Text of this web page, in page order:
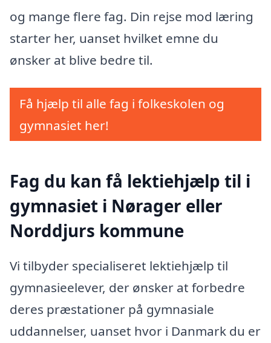
og mange flere fag. Din rejse mod læring
starter her, uanset hvilket emne du
ønsker at blive bedre til.
Få hjælp til alle fag i folkeskolen og
gymnasiet her!
Fag du kan få lektiehjælp til i
gymnasiet i Nørager eller
Norddjurs kommune
Vi tilbyder specialiseret lektiehjælp til
gymnasieelever, der ønsker at forbedre
deres præstationer på gymnasiale
uddannelser, uanset hvor i Danmark du er